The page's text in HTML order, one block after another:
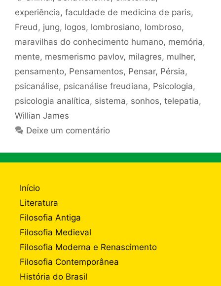
experiência, faculdade de medicina de paris,
Freud, jung, logos, lombrosiano, lombroso,
maravilhas do conhecimento humano, memória,
mente, mesmerismo pavlov, milagres, mulher,
pensamento, Pensamentos, Pensar, Pérsia,
psicanálise, psicanálise freudiana, Psicologia,
psicologia analítica, sistema, sonhos, telepatia,
Willian James
Deixe um comentário
Início
Literatura
Filosofia Antiga
Filosofia Medieval
Filosofia Moderna e Renascimento
Filosofia Contemporânea
História do Brasil